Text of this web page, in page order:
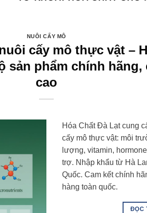
NUÔI CẤY MÔ
cấy mô thực vật –
sản phẩm chính
cao
Hóa Chất Đà Lạt cung
cấy mô thực vật: môi
lượng, vitamin,
trợ. Nhập khẩu từ Hà
Quốc. Cam kết chính
hàng toàn quốc.
ĐỌC